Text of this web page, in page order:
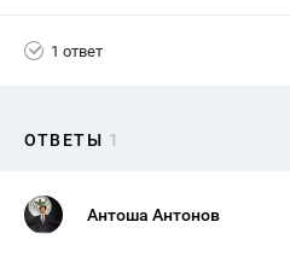
1 ответ
ОТВЕТЫ 1
Антоша Антонов